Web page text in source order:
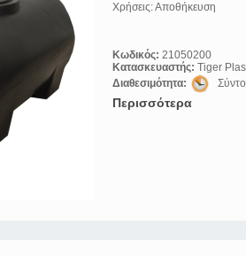
Χρήσεις: Αποθήκευση
Κωδικός:21050200
Κατασκευαστής: Tiger
Διαθεσιμότητα:
Περισσότερα